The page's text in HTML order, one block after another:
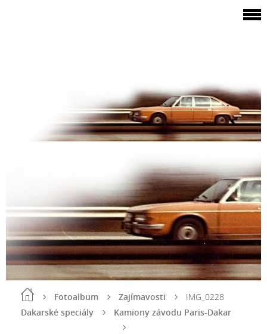
Fotoalbum
Zajímavosti
Dakarské speciály
Kamiony závodu Paris-Dakar
IMG_0228